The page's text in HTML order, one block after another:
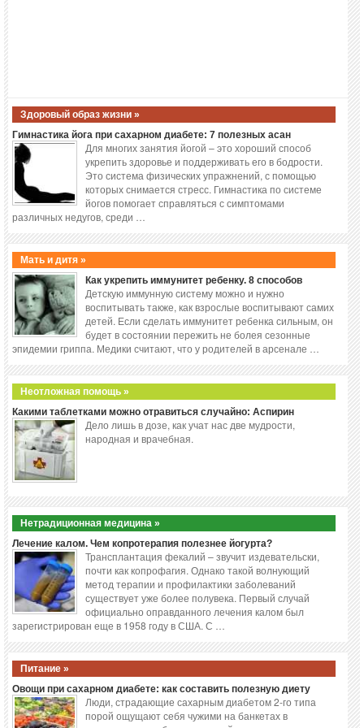
Здоровый образ жизни »
Гимнастика йога при сахарном диабете: 7 полезных асан
Для многих занятия йогой – это хороший способ
укрепить здоровье и поддерживать его в бодрости.
Это система физических упражнений, с помощью
которых снимается стресс. Гимнастика по системе
йогов помогает справляться с симптомами
различных недугов, среди …
Мать и дитя »
Как укрепить иммунитет ребенку. 8 способов
Детскую иммунную систему можно и нужно
воспитывать также, как взрослые воспитывают самих
детей. Если сделать иммунитет ребенка сильным, он
будет в состоянии пережить не болея сезонные
эпидемии гриппа. Медики считают, что у родителей в арсенале …
Неотложная помощь »
Какими таблетками можно отравиться случайно: Аспирин
Дело лишь в дозе, как учат нас две мудрости,
народная и врачебная.
Нетрадиционная медицина »
Лечение калом. Чем копротерапия полезнее йогурта?
Трансплантация фекалий – звучит издевательски,
почти как копрофагия. Однако такой волнующий
метод терапии и профилактики заболеваний
существует уже более полувека. Первый случай
официально оправданного лечения калом был
зарегистрирован еще в 1958 году в США. С …
Питание »
Овощи при сахарном диабете: как составить полезную диету
Люди, страдающие сахарным диабетом 2-го типа
порой ощущают себя чужими на банкетах в